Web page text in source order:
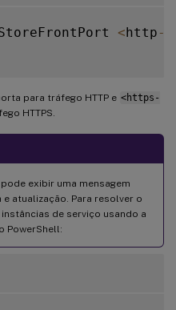
<http -
para tráfego HTTP e <https-
HTTPS.
exibir uma mensagem
atualização. Para resolver o
de serviço usando a
PowerShell: